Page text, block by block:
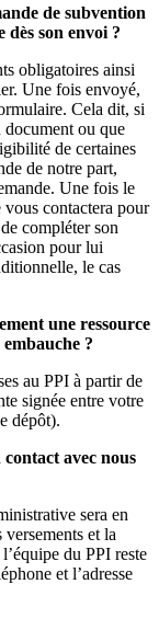
de subvention
dès son envoi ?
obligatoires ainsi
Une fois envoyé,
Cela dit, si
document ou que
de certaines
de notre part,
Une fois le
vous contactera pour
compléter son
pour lui
le cas
une ressource
?
au PPI à partir de
signée entre votre
dépôt).
avec nous
sera en
et la
du PPI reste
et l’adresse